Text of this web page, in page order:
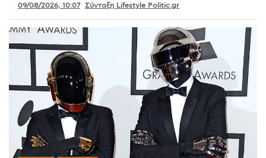
09/08/2026, 10:07 Σύνταξη Lifestyle Politic.gr